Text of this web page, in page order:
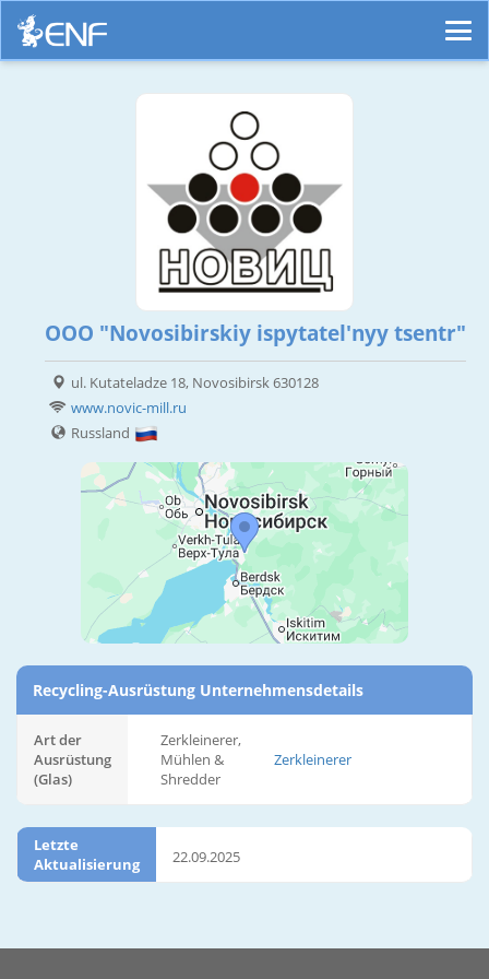
OOO "Novosibirskiy ispytatel'nyy tsentr"
ul. Kutateladze 18, Novosibirsk 630128
www.novic-mill.ru
Russland
Recycling-Ausrüstung Unternehmensdetails
Art der
Ausrüstung
(Glas)
Zerkleinerer,
Mühlen &
Shredder
Zerkleinerer
Letzte
Aktualisierung
22.09.2025